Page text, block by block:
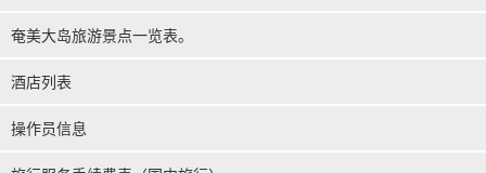
奄美大岛旅游景点一览表。
酒店列表
操作员信息